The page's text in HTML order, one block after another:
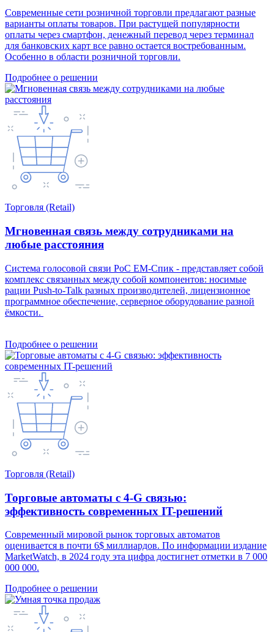
Современные сети розничной торговли предлагают разные
варианты оплаты товаров. При растущей популярности
оплаты через смартфон, денежный перевод через терминал
для банковских карт все равно остается востребованным.
Особенно в области розничной торговли.
Подробнее о решении
Торговля (Retail)
Мгновенная связь между сотрудниками на
любые расстояния
Система голосовой связи PoC ЕМ-Спик - представляет собой
комплекс связанных между собой компонентов: носимые
рации Push-to-Talk разных производителей, лицензионное
программное обеспечение, серверное оборудование разной
ёмкости.
Подробнее о решении
Торговля (Retail)
Торговые автоматы с 4-G связью:
эффективность современных IT-решений
Современный мировой рынок торговых автоматов
оценивается в почти 6$ миллиардов. По информации издание
MarketWatch, в 2024 году эта цифра достигнет отметки в 7 000
000 000.
Подробнее о решении